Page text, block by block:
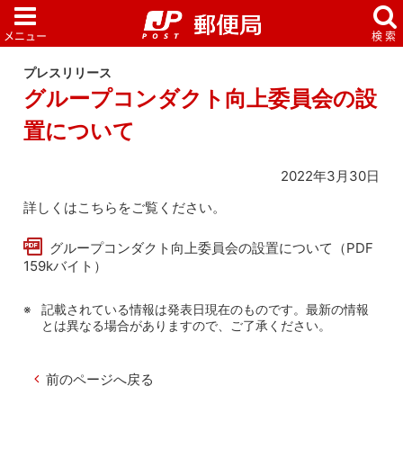
プレスリリース
グループコンダクト向上委員会の設
置について
2022年3月30日
詳しくはこちらをご覧ください。
グループコンダクト向上委員会の設置について（PDF
159kバイト）
記載されている情報は発表日現在のものです。最新の情報
とは異なる場合がありますので、ご了承ください。
前のページへ戻る